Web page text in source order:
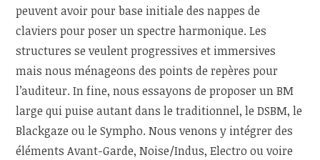
peuvent avoir pour base initiale des nappes de
claviers pour poser un spectre harmonique. Les
structures se veulent progressives et immersives
mais nous ménageons des points de repères pour
l’auditeur. In fine, nous essayons de proposer un BM
large qui puise autant dans le traditionnel, le DSBM, le
Blackgaze ou le Sympho. Nous venons y intégrer des
éléments Avant-Garde, Noise/Indus, Electro ou voire